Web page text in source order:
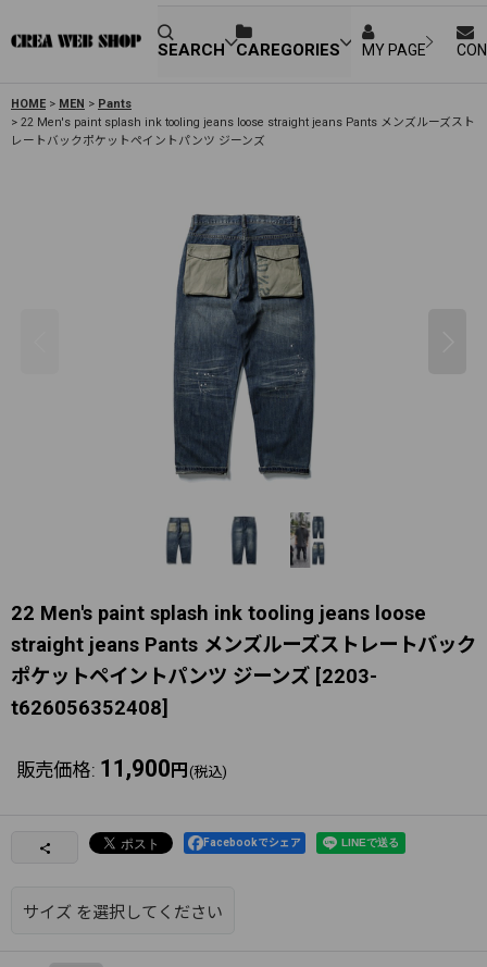
SEARCH CAREGORIES MY PAGE
HOME > MEN > Pants
> 22 Men's paint splash ink tooling jeans loose straight jeans Pants メンズルーズスト
レートバックポケットペイントパンツ ジーンズ
22 Men's paint splash ink tooling jeans loose
straight jeans Pants メンズルーズストレートバック
ポケットペイントパンツ ジーンズ [2203-
t626056352408]
販売価格: 11,900 円 (税込)
Facebookでシェア
サイズ を選択してください